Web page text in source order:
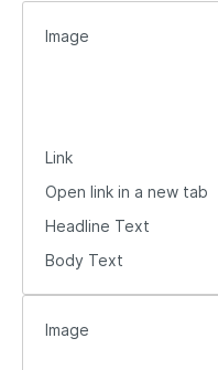
Image
Link
Open link in a new tab
Headline Text
Body Text
Image